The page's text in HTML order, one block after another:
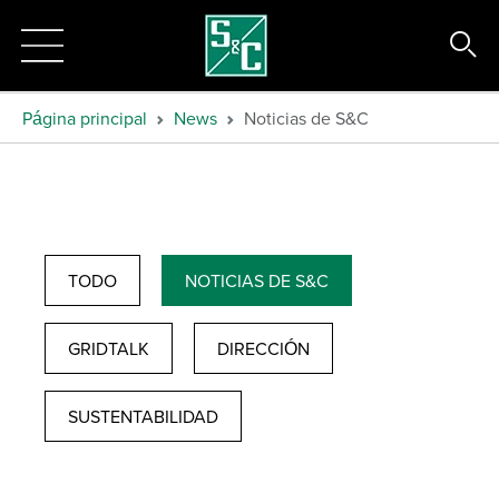
Página principal News Noticias de S&C
TODO NOTICIAS DE S&C
GRIDTALK DIRECCIÓN
SUSTENTABILIDAD